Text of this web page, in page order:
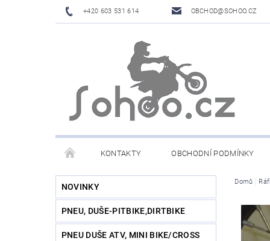
+420 603 531 614 OBCHOD@SOHOO.CZ
KONTAKTY OBCHODNÍ PODMÍNKY
NOVINKY
PNEU, DUŠE-PITBIKE,DIRTBIKE
PNEU DUŠE ATV, MINI BIKE/CROSS
Domů